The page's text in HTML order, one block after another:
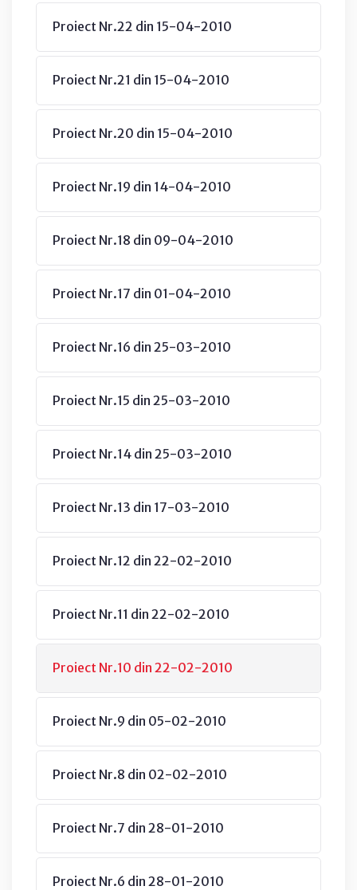
Proiect Nr.22 din 15-04-2010
Proiect Nr.21 din 15-04-2010
Proiect Nr.20 din 15-04-2010
Proiect Nr.19 din 14-04-2010
Proiect Nr.18 din 09-04-2010
Proiect Nr.17 din 01-04-2010
Proiect Nr.16 din 25-03-2010
Proiect Nr.15 din 25-03-2010
Proiect Nr.14 din 25-03-2010
Proiect Nr.13 din 17-03-2010
Proiect Nr.12 din 22-02-2010
Proiect Nr.11 din 22-02-2010
Proiect Nr.10 din 22-02-2010
Proiect Nr.9 din 05-02-2010
Proiect Nr.8 din 02-02-2010
Proiect Nr.7 din 28-01-2010
Proiect Nr.6 din 28-01-2010